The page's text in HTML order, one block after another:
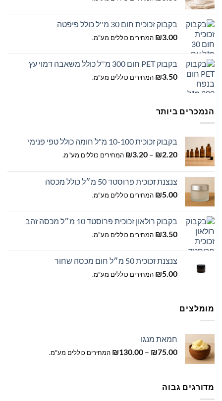
בקבוק זכוכית חום 30 מ''ל כולל פיפטה
₪3.00 המחירים כוללים מע"מ.
בקבוק PET חום 300 מ''ל כולל משאבה דמוי עץ
₪3.50 המחירים כוללים מע"מ.
הנמכרים ביותר
בקבוק זכוכית 10-100 מ"ל חומה כולל טפי פנימי
₪2.20
–
₪3.20
טווח
עד
המחירים כוללים מע"מ.
צנצנת זכוכית פרוסטד 50 מ״ל כולל מכסה
₪5.00 המחירים כוללים מע"מ.
בקבוק רולאון זכוכית פרוסטד 10 מ״ל מכסה זהב
₪3.50 המחירים כוללים מע"מ.
צנצנת זכוכית 50 מ״ל חום מכסה שחור
₪5.00 המחירים כוללים מע"מ.
מומלצים
חמאת מנגו
₪75.00
–
₪130.00
טווח
המחירים כוללים מע"מ.
מדורגים גבוה